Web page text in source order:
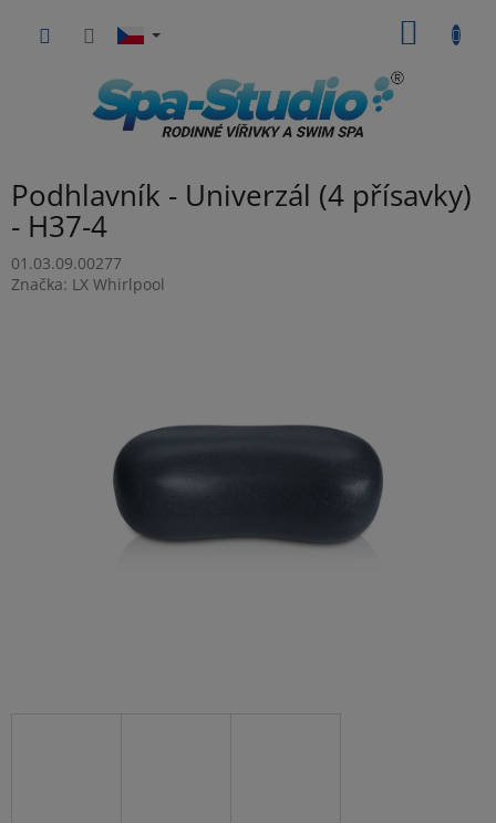
Podhlavník - Univerzál (4 přísavky)
- H37-4
01.03.09.00277
Značka: LX Whirlpool